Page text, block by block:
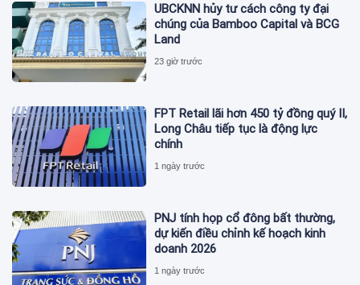
UBCKNN hủy tư cách công ty đại
chúng của Bamboo Capital và BCG
Land
23 giờ trước
FPT Retail lãi hơn 450 tỷ đồng quý II,
Long Châu tiếp tục là động lực
chính
1 ngày trước
PNJ tính họp cổ đông bất thường,
dự kiến điều chỉnh kế hoạch kinh
doanh 2026
1 ngày trước